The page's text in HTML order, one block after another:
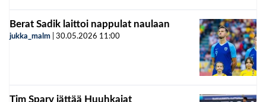
Berat Sadik laittoi nappulat naulaan
jukka_malm 30.05.2026 11:00
Tim Sparv jättää Huuhkajat